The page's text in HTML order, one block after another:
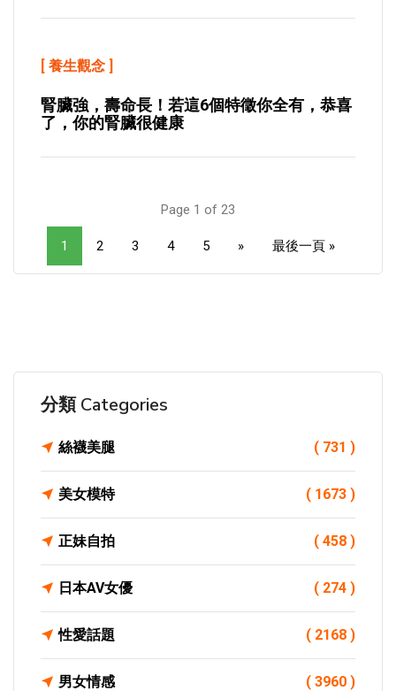
[ 養生觀念 ]
腎臟強，壽命長！若這6個特徵你全有，恭喜
了，你的腎臟很健康
Page 1 of 23
1 2 3 4 5 » 最後一頁 »
分類 Categories
絲襪美腿 ( 731 )
美女模特 ( 1673 )
正妹自拍 ( 458 )
日本AV女優 ( 274 )
性愛話題 ( 2168 )
男女情感 ( 3960 )